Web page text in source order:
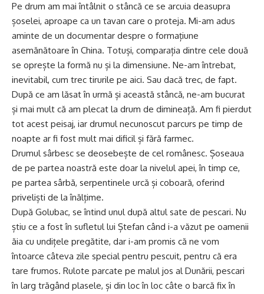
Pe drum am mai întâlnit o stâncă ce se arcuia deasupra
șoselei, aproape ca un tavan care o proteja. Mi-am adus
aminte de un documentar despre o formațiune
asemănătoare în China. Totuși, comparația dintre cele două
se oprește la formă nu și la dimensiune. Ne-am întrebat,
inevitabil, cum trec tirurile pe aici. Sau dacă trec, de fapt.
După ce am lăsat în urmă și această stâncă, ne-am bucurat
și mai mult că am plecat la drum de dimineață. Am fi pierdut
tot acest peisaj, iar drumul necunoscut parcurs pe timp de
noapte ar fi fost mult mai dificil și fără farmec.
Drumul sârbesc se deosebește de cel românesc. Șoseaua
de pe partea noastră este doar la nivelul apei, în timp ce,
pe partea sârbă, serpentinele urcă și coboară, oferind
priveliști de la înălțime.
După Golubac, se întind unul după altul sate de pescari. Nu
știu ce a fost în sufletul lui Ștefan când i-a văzut pe oamenii
ăia cu undițele pregătite, dar i-am promis că ne vom
întoarce câteva zile special pentru pescuit, pentru că era
tare frumos. Rulote parcate pe malul jos al Dunării, pescari
în larg trăgând plasele, și din loc în loc câte o barcă fix în